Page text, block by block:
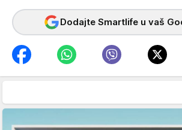
Dodajte Smartlife u vaš